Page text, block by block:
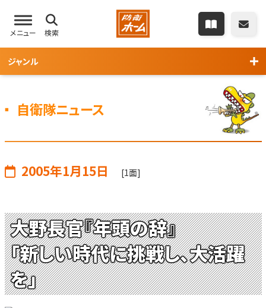
メニュー 検索
ジャンル
自衛隊ニュース
2005年1月15日 [1面]
大野長官『年頭の辞』
「新しい時代に挑戦し、大活躍
を」